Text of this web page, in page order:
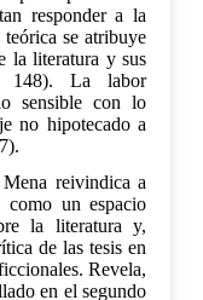
responder a la
se atribuye
la literatura y sus
148). La labor
sensible con lo
no hipotecado a
reivindica a
como un espacio
la literatura y,
de las tesis en
Revela,
en el segundo